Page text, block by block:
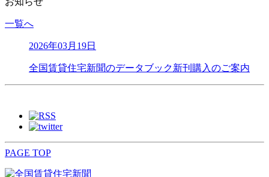
一覧へ
2026年03月19日
全国賃貸住宅新聞のデータブック新刊購入のご案内
PAGE TOP